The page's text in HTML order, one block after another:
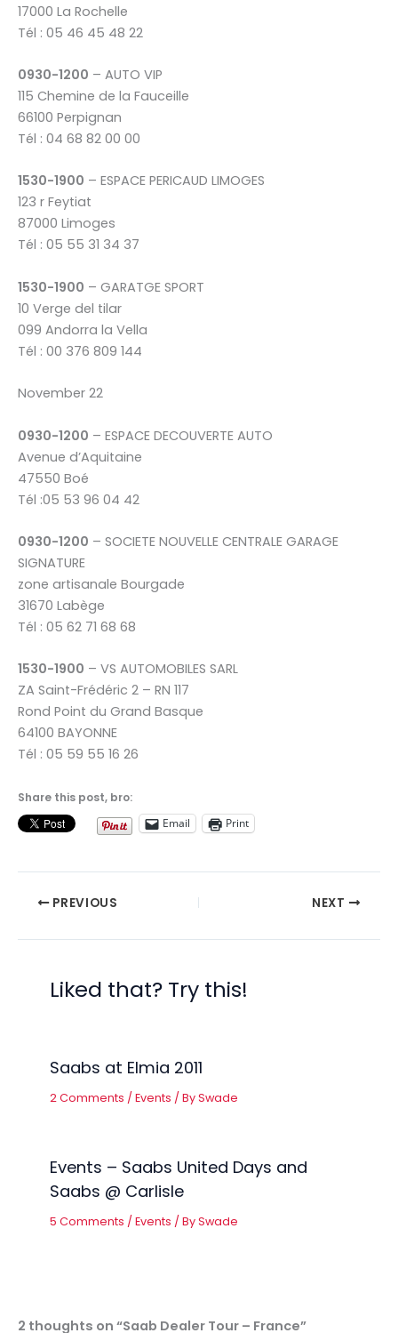
17000 La Rochelle
Tél : 05 46 45 48 22
0930-1200 – AUTO VIP
115 Chemine de la Fauceille
66100 Perpignan
Tél : 04 68 82 00 00
1530-1900 – ESPACE PERICAUD LIMOGES
123 r Feytiat
87000 Limoges
Tél : 05 55 31 34 37
1530-1900 – GARATGE SPORT
10 Verge del tilar
099 Andorra la Vella
Tél : 00 376 809 144
November 22
0930-1200 – ESPACE DECOUVERTE AUTO
Avenue d’Aquitaine
47550 Boé
Tél :05 53 96 04 42
0930-1200 – SOCIETE NOUVELLE CENTRALE GARAGE
SIGNATURE
zone artisanale Bourgade
31670 Labège
Tél : 05 62 71 68 68
1530-1900 – VS AUTOMOBILES SARL
ZA Saint-Frédéric 2 – RN 117
Rond Point du Grand Basque
64100 BAYONNE
Tél : 05 59 55 16 26
Share this post, bro:
Email
Print
PREVIOUS NEXT
Liked that? Try this!
Saabs at Elmia 2011
2 Comments /Events / BySwade
Events – Saabs United Days and
Saabs @ Carlisle
5 Comments /Events / BySwade
2 thoughts on “Saab Dealer Tour – France”